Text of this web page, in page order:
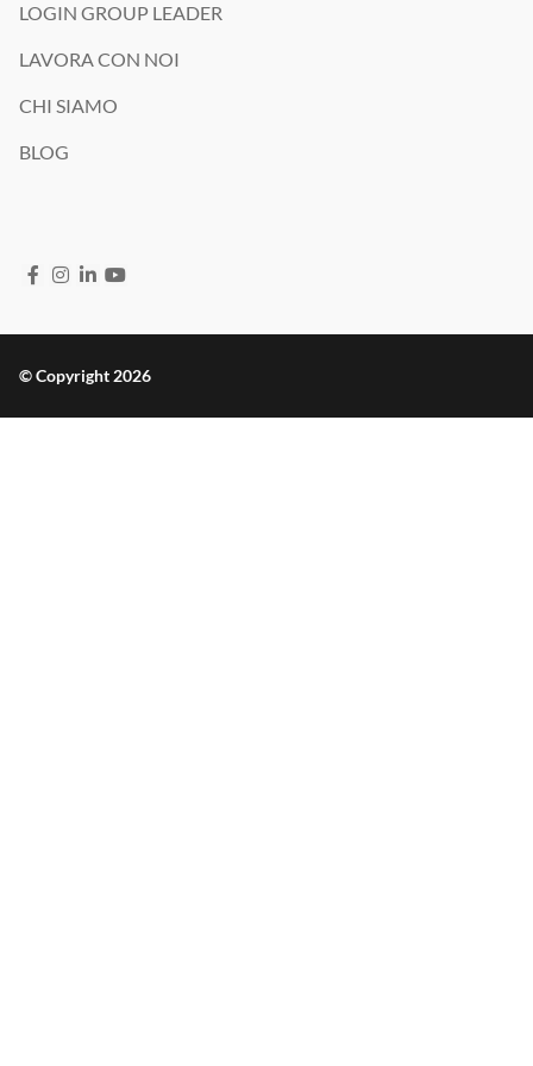
LOGIN GROUP LEADER
LAVORA CON NOI
CHI SIAMO
BLOG
© Copyright 2026